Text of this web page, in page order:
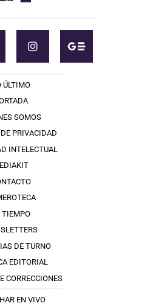
ÚLTIMO
SOMOS
PRIVACIDAD
INTELECTUAL
TIEMPO
DE TURNO
EDITORIAL
CORRECCIONES
EN VIVO